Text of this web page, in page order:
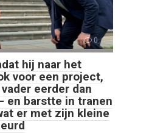
0
hij naar het
voor een project,
eerder dan
en barstte in tranen
er met zijn kleine